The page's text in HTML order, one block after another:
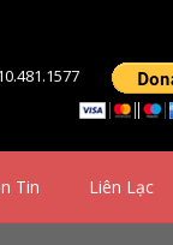
Tin Liên Lạc